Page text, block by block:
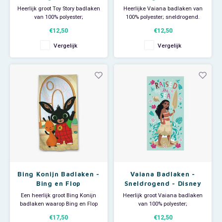
Heerlijk groot Toy Story badlaken
van 100% polyester;
afbeelding van Woody, Buzz
Lightyear en Aliens. De grote
Disney handdoek is ideaal voor
thuisgebruik, voor bij de
als strandlaken te gebruiken
als je na
€12,50
Vergelijk
Heerlijke Vaiana badlaken van
100% polyester; sneldrogend.
en Pua. De grote Disney
handdoek is ideaal voor
thuisgebruik, voor bij de
zwemles en groot genoeg om
als je naar het zwembad of het
stra
€12,50
Vergelijk
Bing Konijn Badlaken -
Bing en Flop
Een heerlijk groot Bing Konijn
badlaken waarop Bing en Flop
€17,50
Vaiana Badlaken -
Sneldrogend - Disney
Heerlijk groot Vaiana badlaken
van 100% polyester;
€12,50